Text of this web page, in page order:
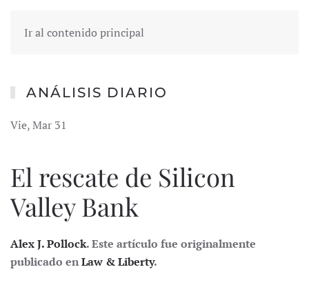
Ir al contenido principal
ANÁLISIS DIARIO
Vie, Mar 31
El rescate de Silicon
Valley Bank
Alex J. Pollock. Este artículo fue originalmente
publicado enLaw & Liberty.